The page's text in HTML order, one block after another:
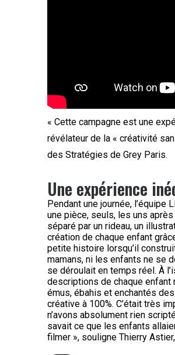
« Cette campagne est une
révélateur de la « créativité
des Stratégies de Grey Paris.
Une expérience
Pendant une journée, l’équipe
une pièce, seuls, les uns
séparé par un rideau, un
création de chaque enfant
petite histoire lorsqu’il
mamans, ni les enfants ne se
se déroulait en temps réel. À
descriptions de chaque enfant
émus, ébahis et enchantés
créative à 100%. C’était très
n’avons absolument rien
savait ce que les enfants
filmer », souligne Thierry